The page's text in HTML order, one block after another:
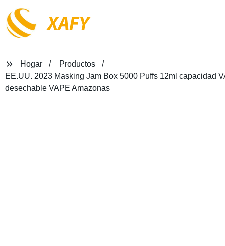
XAFY
Hogar
Productos
EE.UU. 2023 Masking Jam Box 5000 Puffs 12ml capacidad
desechable VAPE Amazonas